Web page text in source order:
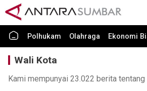
Polhukam Olahraga Ekonomi
Wali Kota
Kami mempunyai 23.022 berita tentang